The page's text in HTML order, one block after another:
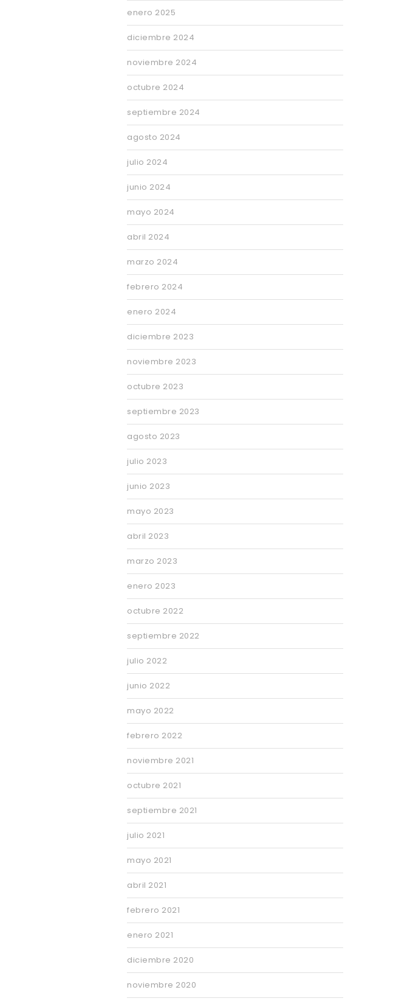
enero 2025
diciembre 2024
noviembre 2024
octubre 2024
septiembre 2024
agosto 2024
julio 2024
junio 2024
mayo 2024
abril 2024
marzo 2024
febrero 2024
enero 2024
diciembre 2023
noviembre 2023
octubre 2023
septiembre 2023
agosto 2023
julio 2023
junio 2023
mayo 2023
abril 2023
marzo 2023
enero 2023
octubre 2022
septiembre 2022
julio 2022
junio 2022
mayo 2022
febrero 2022
noviembre 2021
octubre 2021
septiembre 2021
julio 2021
mayo 2021
abril 2021
febrero 2021
enero 2021
diciembre 2020
noviembre 2020